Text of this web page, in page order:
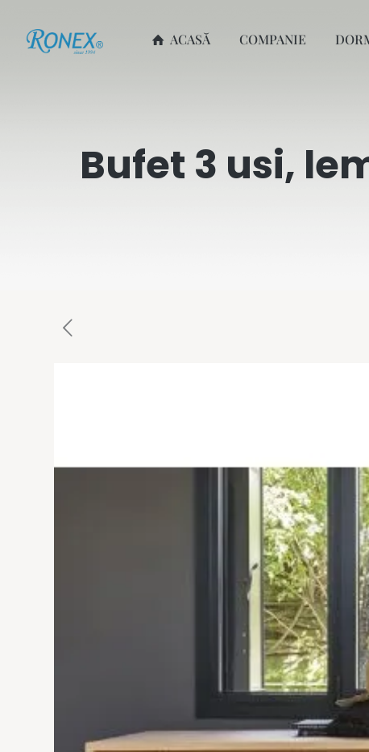
ACASĂ COMPANIE
Bufet 3 usi,